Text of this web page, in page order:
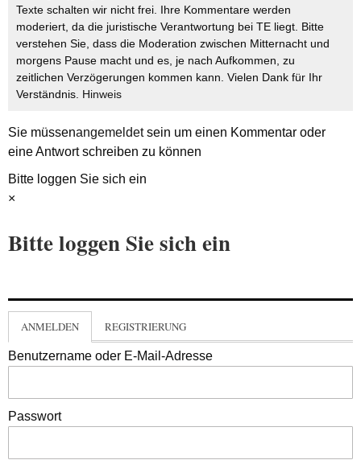
Texte schalten wir nicht frei. Ihre Kommentare werden
moderiert, da die juristische Verantwortung bei TE liegt. Bitte
verstehen Sie, dass die Moderation zwischen Mitternacht und
morgens Pause macht und es, je nach Aufkommen, zu
zeitlichen Verzögerungen kommen kann. Vielen Dank für Ihr
Verständnis. Hinweis
Sie müssenangemeldetsein um einen Kommentar oder
eine Antwort schreiben zu können
Bitte loggen Sie sich ein
×
Bitte loggen Sie sich ein
ANMELDEN REGISTRIERUNG
Benutzername oder E-Mail-Adresse
Passwort